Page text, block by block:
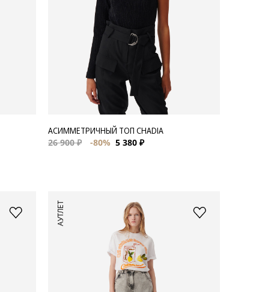
АСИММЕТРИЧНЫЙ ТОП CHADIA
26 900 ₽
-80% 5 380 ₽
АУТЛЕТ